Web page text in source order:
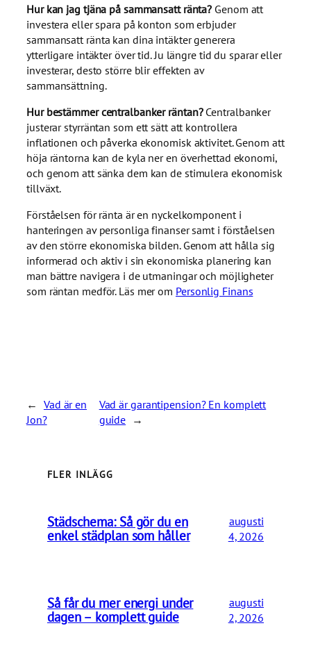
Hur kan jag tjäna på sammansatt ränta? Genom att
investera eller spara på konton som erbjuder
sammansatt ränta kan dina intäkter generera
ytterligare intäkter över tid. Ju längre tid du sparar eller
investerar, desto större blir effekten av
sammansättning.
Hur bestämmer centralbanker räntan?Centralbanker
justerar styrräntan som ett sätt att kontrollera
inflationen och påverka ekonomisk aktivitet. Genom att
höja räntorna kan de kyla ner en överhettad ekonomi,
och genom att sänka dem kan de stimulera ekonomisk
tillväxt.
Förståelsen för ränta är en nyckelkomponent i
hanteringen av personliga finanser samt i förståelsen
av den större ekonomiska bilden. Genom att hålla sig
informerad och aktiv i sin ekonomiska planering kan
man bättre navigera i de utmaningar och möjligheter
som räntan medför. Läs mer om Personlig Finans
← Vad är en
Jon?
Vad är garantipension? En komplett
guide →
FLER INLÄGG
Städschema: Så gör du en
enkel städplan som håller
augusti
4, 2026
Så får du mer energi under
dagen – komplett guide
augusti
2, 2026